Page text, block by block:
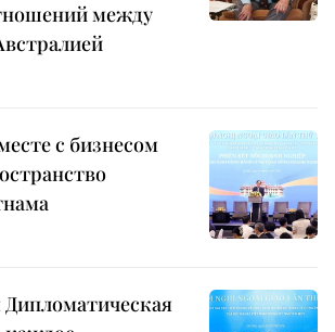
между
с бизнесом